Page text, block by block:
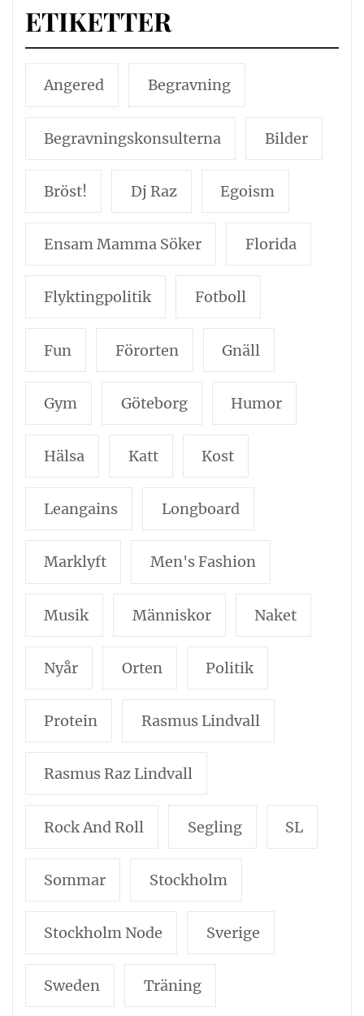
ETIKETTER
Angered Begravning
Begravningskonsulterna Bilder
Bröst! Dj Raz Egoism
Ensam Mamma Söker Florida
Flyktingpolitik Fotboll
Fun Förorten Gnäll
Gym Göteborg Humor
Hälsa Katt Kost
Leangains Longboard
Marklyft Men's Fashion
Musik Människor Naket
Nyår Orten Politik
Protein Rasmus Lindvall
Rasmus Raz Lindvall
Rock And Roll Segling SL
Sommar Stockholm
Stockholm Node Sverige
Sweden Träning